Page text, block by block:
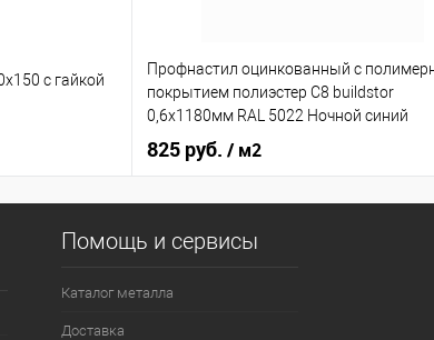
с гайкой
Профнастил оцинкованный с
покрытием полиэстер С8 buildstor
0,6х1180мм RAL 5022 Ночной синий
825 руб. / м2
Помощь и сервисы
Каталог металла
Доставка